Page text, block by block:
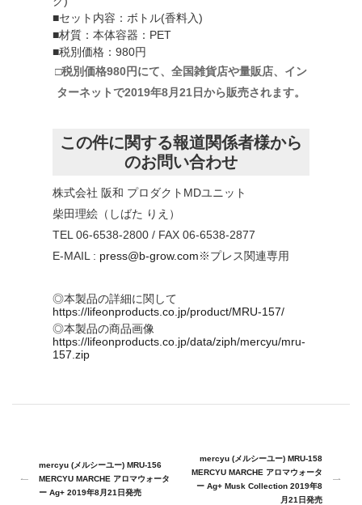
■セット内容：ボトル(香料入)
■材質：本体容器：PET
■税別価格：980円
□税別価格980円にて、全国雑貨店や量販店、イン
ターネットで2019年8月21日から販売されます。
この件に関する報道関係者様から
のお問い合わせ
株式会社 阪和 プロダクトMDユニット
柴田理絵（しばた りえ）
TEL 06-6538-2800 / FAX 06-6538-2877
E-MAIL : press@b-grow.com※プレス関連専用
◎本製品の詳細に関して
https://lifeonproducts.co.jp/product/MRU-157/
◎本製品の商品画像
https://lifeonproducts.co.jp/data/ziph/mercyu/mru-
157.zip
mercyu (メルシーユー) MRU-156
MERCYU MARCHE アロマウォータ
ー Ag+ 2019年8月21日発売
mercyu (メルシーユー) MRU-158
MERCYU MARCHE アロマウォータ
ー Ag+ Musk Collection 2019年8
月21日発売